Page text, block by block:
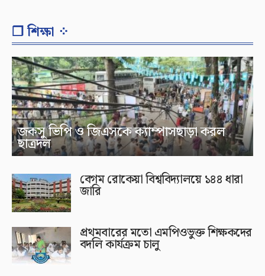
❐ শিক্ষা ⁘
জকসু ভিপি ও জিএসকে ক্যাম্পাসছাড়া করল
ছাত্রদল
বেগম রোকেয়া বিশ্ববিদ্যালয়ে ১৪৪ ধারা
জারি
প্রথমবারের মতো এমপিওভুক্ত শিক্ষকদের
বদলি কার্যক্রম চালু